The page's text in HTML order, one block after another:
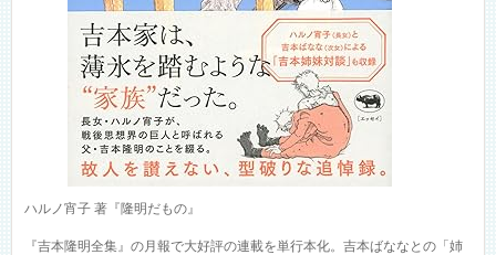
ハルノ宵子 著『隆明だもの』
『吉本隆明全集』の月報で大好評の連載を単行本化。吉本ばななとの「姉